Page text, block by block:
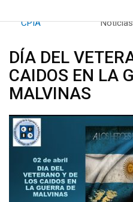
ByCPIA Category: Noticias
DÍA DEL
CAIDOS EN LA
MALVINAS